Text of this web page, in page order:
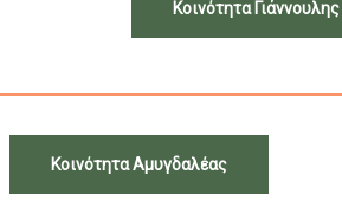
Κοινότητα Γιάννουλης
Κοινότητα Αμυγδαλέας